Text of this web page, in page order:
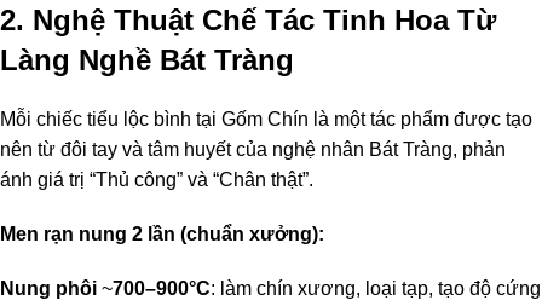
2. Nghệ Thuật Chế Tác Tinh Hoa Từ
Làng Nghề Bát Tràng
Mỗi chiếc tiểu lộc bình tại Gốm Chín là một tác phẩm được tạo
nên từ đôi tay và tâm huyết của nghệ nhân Bát Tràng, phản
ánh giá trị “Thủ công” và “Chân thật”.
Men rạn nung 2 lần (chuẩn xưởng):
Nung phôi ~700–900°C: làm chín xương, loại tạp, tạo độ cứng